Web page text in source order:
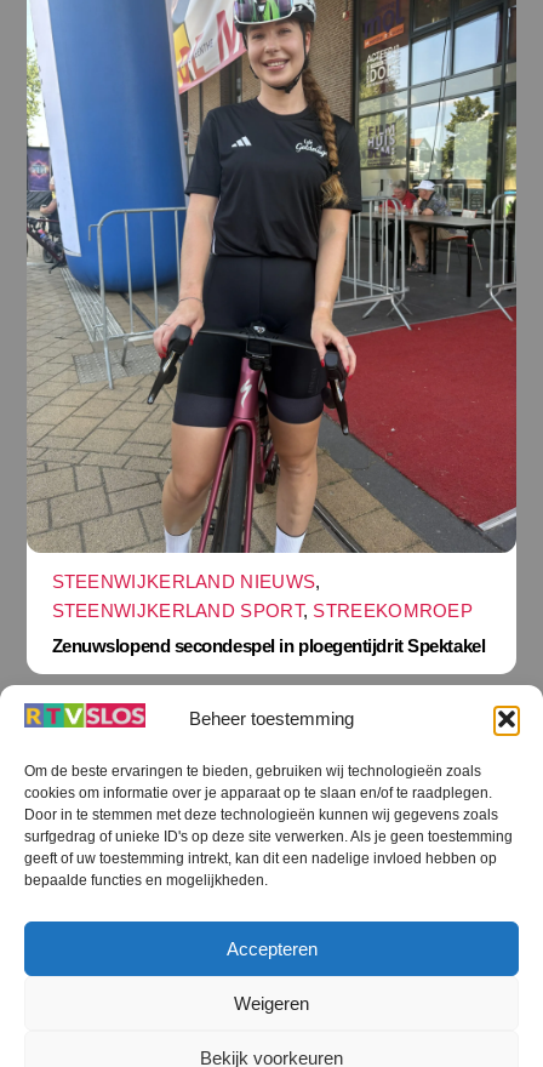
Beheer toestemming
Om de beste ervaringen te bieden, gebruiken wij technologieën zoals
cookies om informatie over je apparaat op te slaan en/of te raadplegen.
Door in te stemmen met deze technologieën kunnen wij gegevens zoals
surfgedrag of unieke ID's op deze site verwerken. Als je geen toestemming
geeft of uw toestemming intrekt, kan dit een nadelige invloed hebben op
bepaalde functies en mogelijkheden.
Accepteren
Weigeren
Bekijk voorkeuren
STEENWIJKERLAND NIEUWS,
STEENWIJKERLAND SPORT, STREEKOMROEP
Zenuwslopend secondespel in ploegentijdrit Spektakel
Terug
naar
boven
RTV SLOS
RTV SLOS ANBI